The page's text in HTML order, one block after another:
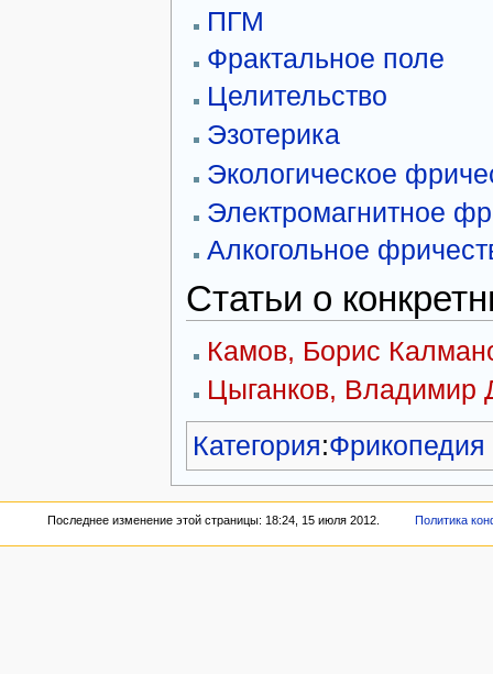
ПГМ
Фрактальное поле
Целительство
Эзотерика
Экологическое
Электромагнитное
Алкогольное
Статьи о
Камов, Борис
Цыганков, Владимир
Категория:Фрикопедия
Последнее изменение этой страницы: 18:24, 15 июля 2012. Политика